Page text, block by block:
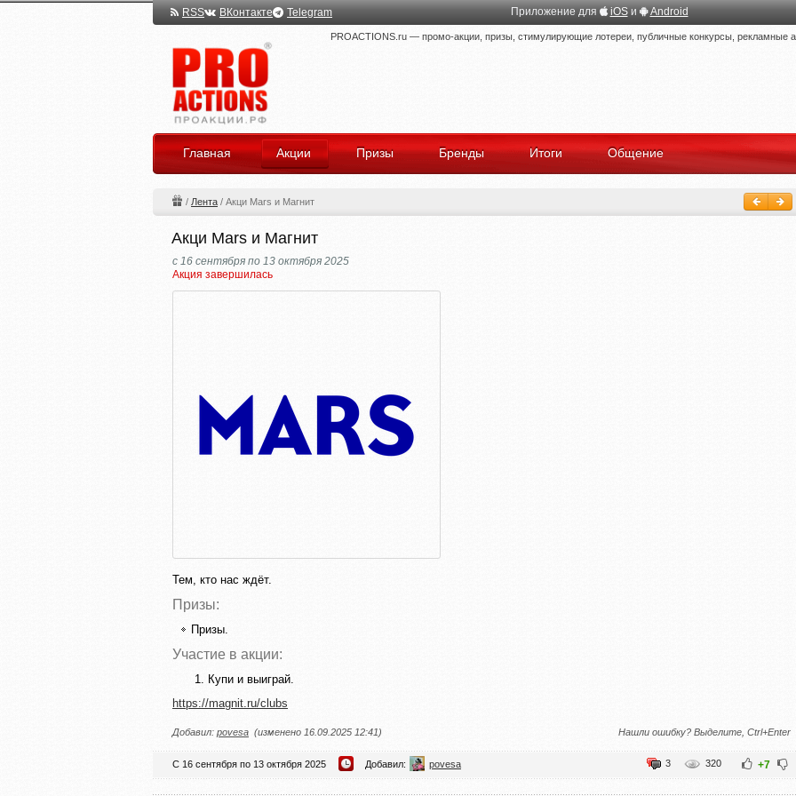
RSS ВКонтакте Telegram Приложение для iOSи Android
PROACTIONS.ru — промо-акции, призы, стимулирующие лотереи, публичные конкурсы, рекламные
Главная Акции Призы Бренды Итоги Общение
/ Лента / Акци Mars и Магнит
Акци Mars и Магнит
с 16 сентября по 13 октября 2025
Акция завершилась
Тем, кто нас ждёт.
Призы:
Призы.
Участие в акции:
Купи и выиграй.
https://magnit.ru/clubs
Добавил: povesa (изменено 16.09.2025 12:41) Нашли ошибку? Выделите, Ctrl+Enter
С 16 сентября по 13 октября 2025 Добавил: povesa +7
320
3